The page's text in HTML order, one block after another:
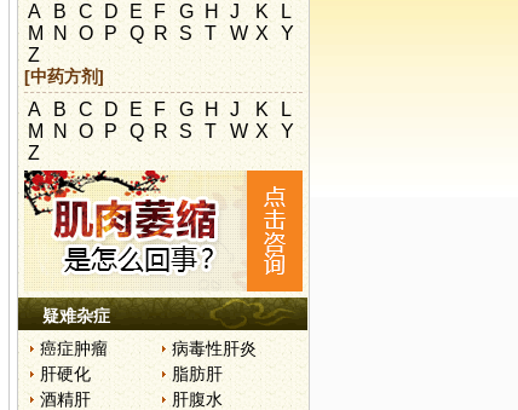
A B C D E F G H J K
L
M N O P Q R S T W X
Y
Z
[中药方剂]
A B C D E F G H J K
L
M N O P Q R S T W X
Y
Z
疑难杂症
癌症肿瘤
病毒性肝炎
肝硬化
脂肪肝
酒精肝
肝腹水